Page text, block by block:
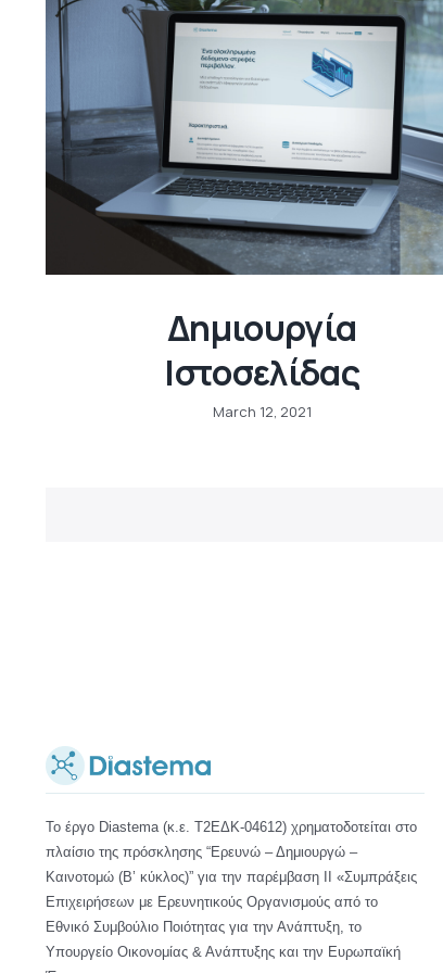
Δημιουργία
Ιστοσελίδας
March 12, 2021
Το έργο Diastema (κ.ε. Τ2ΕΔΚ-04612) χρηματοδοτείται στο
πλαίσιο της πρόσκλησης “Ερευνώ – Δημιουργώ –
Καινοτομώ (Β’ κύκλος)” για την παρέμβαση ΙΙ «Συμπράξεις
Επιχειρήσεων με Ερευνητικούς Οργανισμούς από το
Εθνικό Συμβούλιο Ποιότητας για την Ανάπτυξη, το
Υπουργείο Οικονομίας & Ανάπτυξης και την Ευρωπαϊκή